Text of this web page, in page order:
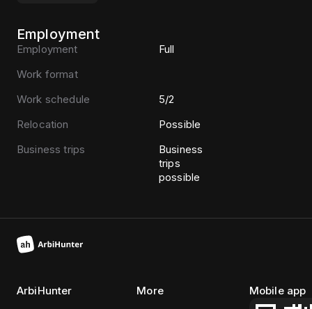
Employment
Employment
Full
Work format
Work schedule
5/2
Relocation
Possible
Business trips
Business
trips
possible
ArbiHunter
More
Mobile app